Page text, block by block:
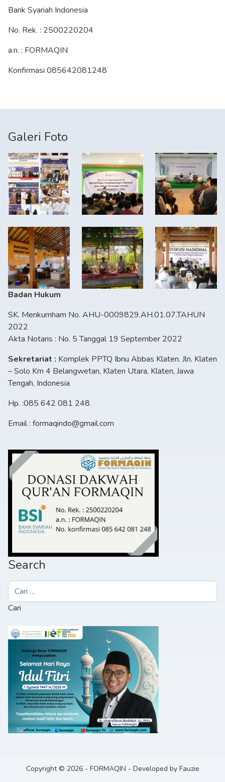
Bank Syariah Indonesia
No. Rek. : 2500220204
a.n. : FORMAQIN
Konfirmasi 085642081248
Galeri Foto
Badan Hukum
SK. Menkumham No. AHU-0009829.AH.01.07.TAHUN
2022
Akta Notaris : No. 5 Tanggal 19 September 2022
Sekretariat : Komplek PPTQ Ibnu Abbas Klaten. Jln. Klaten
– Solo Km 4 Belangwetan, Klaten Utara, Klaten, Jawa
Tengah, Indonesia
Hp. :085 642 081 248
Email : formaqindo@gmail.com
Search
Cari
untuk:
Copyright © 2026 - FORMAQIN - Developed by Fauzie